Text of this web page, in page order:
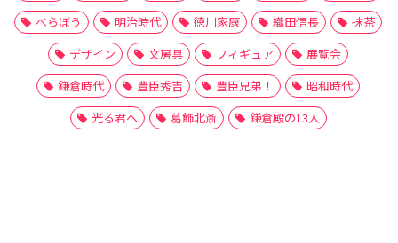
べらぼう
明治時代 徳川家康 織田信長
抹茶
デザイン
文房具 フィギュア
展覧会
鎌倉時代
豊臣秀吉 豊臣兄弟！
昭和時代
光る君へ
葛飾北斎 鎌倉殿の13人